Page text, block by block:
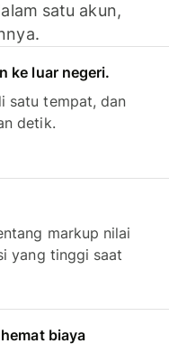
satu akun,
ke luar negeri.
satu tempat, dan
detik.
markup nilai
yang tinggi saat
biaya